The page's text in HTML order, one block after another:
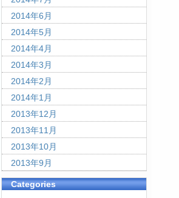
2014年6月
2014年5月
2014年4月
2014年3月
2014年2月
2014年1月
2013年12月
2013年11月
2013年10月
2013年9月
Categories